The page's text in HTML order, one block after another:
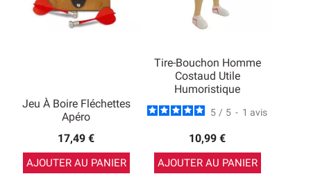
Jeu À Boire Fléchettes
Apéro
17,49 €
AJOUTER AU PANIER
Tire-Bouchon Homme
Costaud Utile
Humoristique
5 / 5 - 1 avis
10,99 €
AJOUTER AU PANIER